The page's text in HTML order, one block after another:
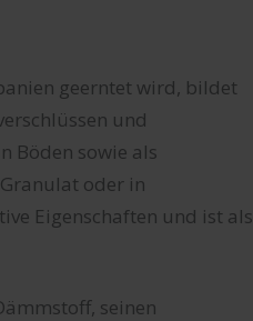
geerntet wird, bildet
und
Böden sowie als
oder in
Eigenschaften und ist als
seinen